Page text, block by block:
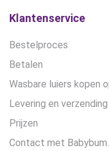
Klantenservice
Bestelproces
Betalen
Wasbare luiers kopen
Levering en verzending
Prijzen
Contact met